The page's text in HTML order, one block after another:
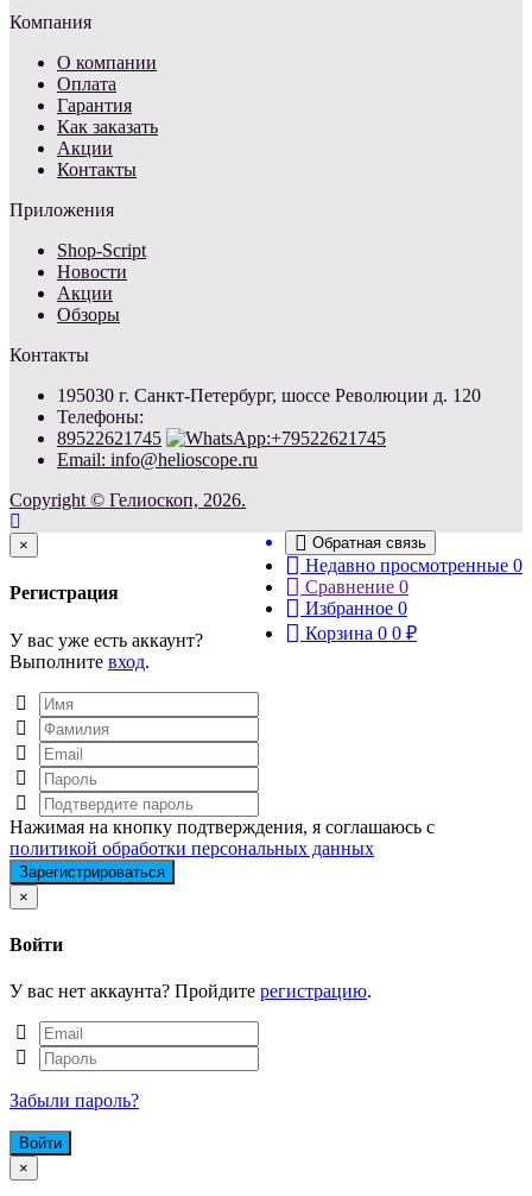
Компания
О компании
Оплата
Гарантия
Как заказать
Акции
Контакты
Приложения
Shop-Script
Новости
Акции
Обзоры
Контакты
195030 г. Санкт-Петербург, шоссе Революции д. 120
Телефоны:
89522621745
Email: info@helioscope.ru
Copyright © Гелиоскоп, 2026.
Обратная связь
Недавно просмотренные 0
Сравнение 0
Избранное 0
Корзина 0 0 ₽
×
Регистрация
У вас уже есть аккаунт?
Выполните вход.
Нажимая на кнопку подтверждения, я соглашаюсь с
политикой обработки персональных данных
×
Войти
У вас нет аккаунта? Пройдите регистрацию.
Забыли пароль?
×